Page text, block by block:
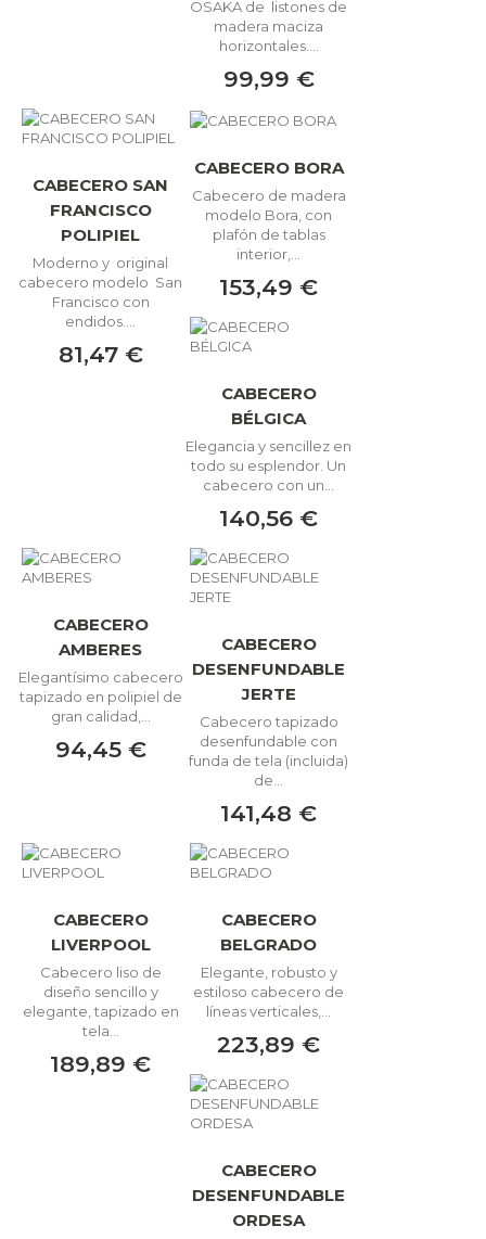
OSAKA de listones de
madera maciza
horizontales....
99,99 €
CABECERO SAN
FRANCISCO
POLIPIEL
Moderno y original
cabecero modelo San
Francisco con
endidos....
81,47 €
CABECERO BORA
Cabecero de madera
modelo Bora, con
plafón de tablas
interior,...
153,49 €
CABECERO
BÉLGICA
Elegancia y sencillez en
todo su esplendor. Un
cabecero con un...
140,56 €
CABECERO
AMBERES
Elegantísimo cabecero
tapizado en polipiel de
gran calidad,...
94,45 €
CABECERO
DESENFUNDABLE
JERTE
Cabecero tapizado
desenfundable con
funda de tela (incluida)
de...
141,48 €
CABECERO
LIVERPOOL
Cabecero liso de
diseño sencillo y
elegante, tapizado en
tela...
189,89 €
CABECERO
BELGRADO
Elegante, robusto y
estiloso cabecero de
líneas verticales,...
223,89 €
CABECERO
DESENFUNDABLE
ORDESA